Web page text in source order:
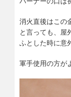
消火直後はこの
と言っても、屋
ふとした時に意
軍手使用の方が